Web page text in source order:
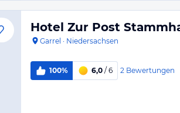
Hotel Zur Post
Garrel · Niedersachsen
100% 6,0 / 6 2 Bewertungen